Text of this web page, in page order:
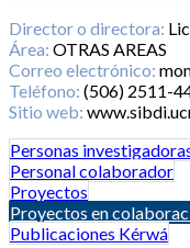
Director o directora:
Área: OTRAS AREAS
Correo electrónico:
Teléfono: (506) 2511-
Sitio web:
Personas
Personal colaborador
Proyectos
Proyectos en
Publicaciones Kérwá